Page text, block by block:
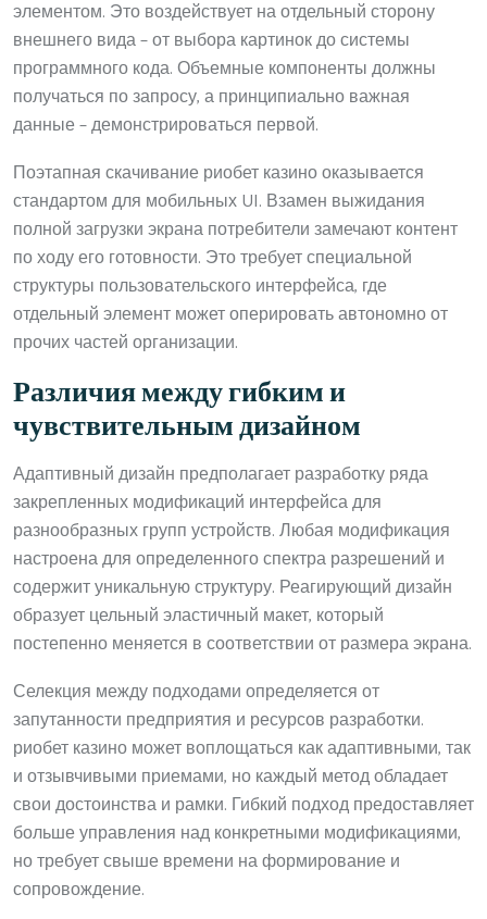
элементом. Это воздействует на отдельный сторону
внешнего вида – от выбора картинок до системы
программного кода. Объемные компоненты должны
получаться по запросу, а принципиально важная
данные – демонстрироваться первой.
Поэтапная скачивание риобет казино оказывается
стандартом для мобильных UI. Взамен выжидания
полной загрузки экрана потребители замечают контент
по ходу его готовности. Это требует специальной
структуры пользовательского интерфейса, где
отдельный элемент может оперировать автономно от
прочих частей организации.
Различия между гибким и
чувствительным дизайном
Адаптивный дизайн предполагает разработку ряда
закрепленных модификаций интерфейса для
разнообразных групп устройств. Любая модификация
настроена для определенного спектра разрешений и
содержит уникальную структуру. Реагирующий дизайн
образует цельный эластичный макет, который
постепенно меняется в соответствии от размера экрана.
Селекция между подходами определяется от
запутанности предприятия и ресурсов разработки.
риобет казино может воплощаться как адаптивными, так
и отзывчивыми приемами, но каждый метод обладает
свои достоинства и рамки. Гибкий подход предоставляет
больше управления над конкретными модификациями,
но требует свыше времени на формирование и
сопровождение.